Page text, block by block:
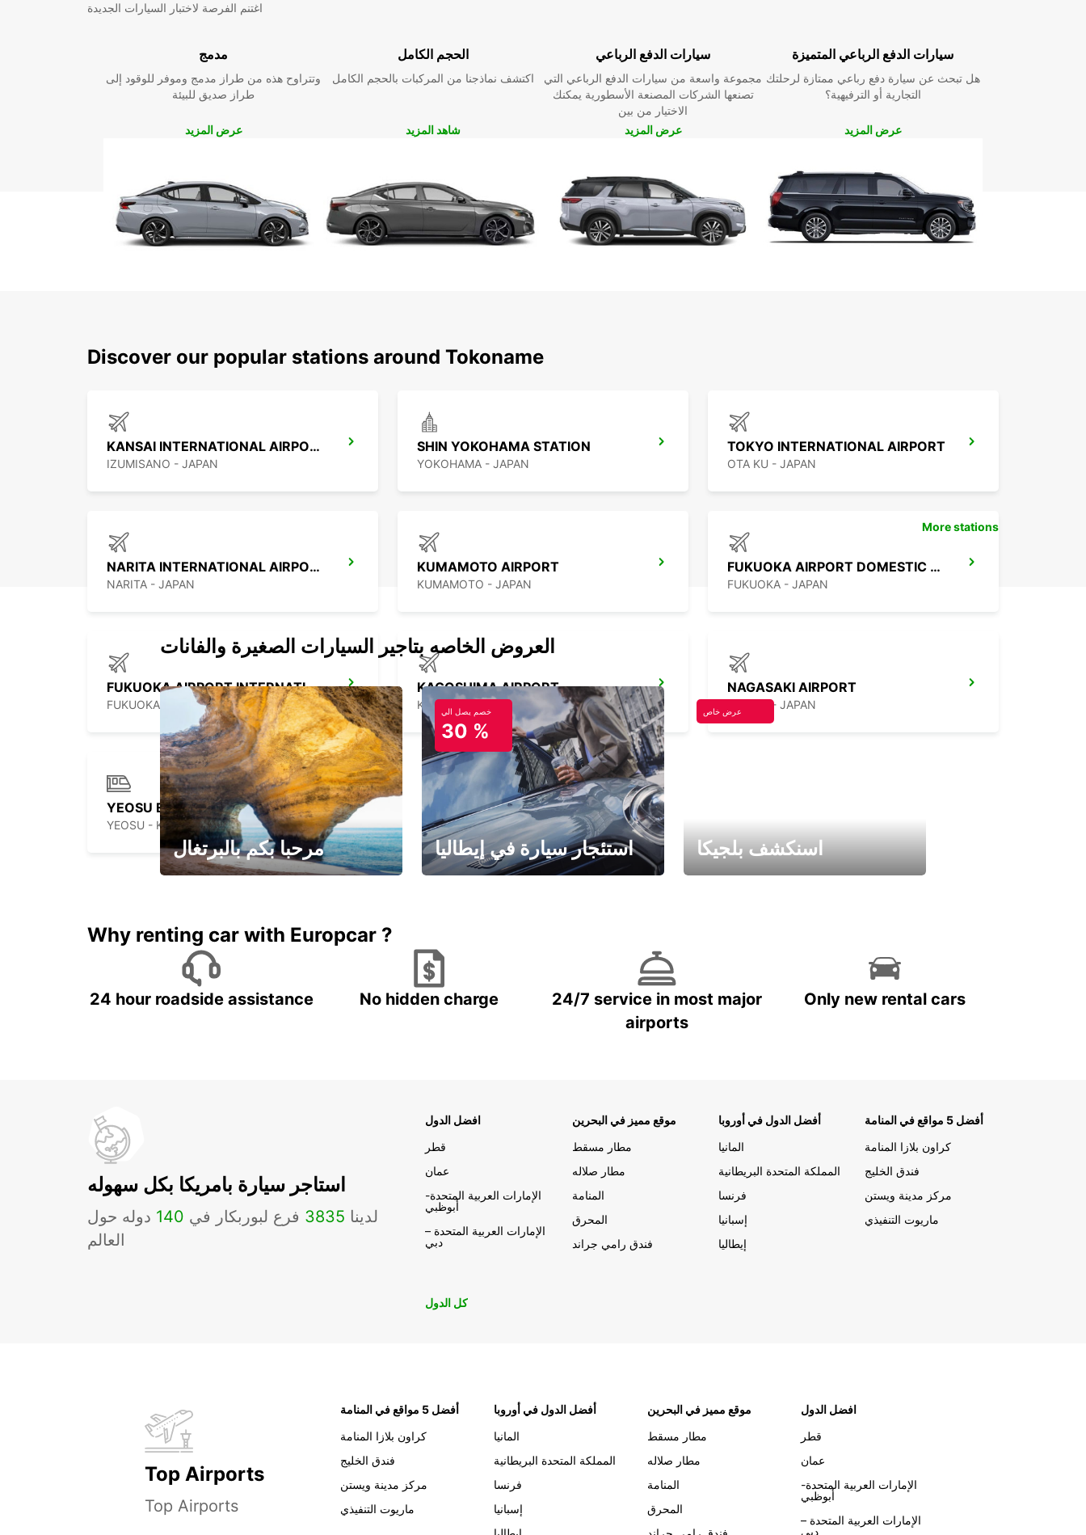
تأمين شامل للسيارات للحفاظ على سلامة العملاء
باختصار، استئجار سيارة من Europcar في توكونامه سيضمن
لك تجربة سفر لا تنسى ومريحة. احجز اليوم من خلال موقعنا
اغتنم الفرصة لاختبار السيارات الجديدة
مدمج
وتتراوح هذه من طراز مدمج وموفر للوقود إلى
طراز صديق للبيئة
عرض المزيد
الحجم الكامل
اكتشف نماذجنا من المركبات بالحجم الكامل
شاهد المزيد
سيارات الدفع الرباعي
مجموعة واسعة من سيارات الدفع الرباعي التي
تصنعها الشركات المصنعة الأسطورية يمكنك
الاختيار من بين
عرض المزيد
سيارات الدفع الرباعي المتميزة
هل تبحث عن سيارة دفع رباعي ممتازة لرحلتك
التجارية أو الترفيهية؟
عرض المزيد
Discover our popular stations around Tokoname
KANSAI INTERNATIONAL AIRPORT
IZUMISANO - JAPAN
SHIN YOKOHAMA STATION
YOKOHAMA - JAPAN
TOKYO INTERNATIONAL AIRPORT
OTA KU - JAPAN
NARITA INTERNATIONAL AIRPORT
NARITA - JAPAN
KUMAMOTO AIRPORT
KUMAMOTO - JAPAN
FUKUOKA AIRPORT DOMESTIC TERMINAL
FUKUOKA - JAPAN
FUKUOKA AIRPORT INTERNATIONAL TERMINAL
FUKUOKA - JAPAN
KAGOSHIMA AIRPORT
KIRISHIMA - JAPAN
NAGASAKI AIRPORT
OMURA - JAPAN
YEOSU EXPO STATION
YEOSU - KOREA(SOUTH)
More stations
العروض الخاصه بتاجير السيارات الصغيرة والفانات
مرحبا بكم بالبرتغال
خصم يصل الي
30 %
استئجار سيارة في إيطاليا
عرض خاص
اسنكشف بلجيكا
Why renting car with Europcar ?
24 hour roadside assistance No hidden charge
24/7 service in most major
airports
Only new rental cars
استاجر سيارة بامريكا بكل سهوله
لدينا 3835 فرع لبوربكار في 140 دوله حول
العالم
افضل الدول
قطر
عمان
الإمارات العربية المتحدة-
أبوظبي
الإمارات العربية المتحدة –
دبي
موقع مميز في البحرين
مطار مسقط
مطار صلاله
المنامة
المحرق
فندق رامي جراند
أفضل الدول في أوروبا
المانيا
المملكة المتحدة البريطانية
فرنسا
إسبانيا
إيطاليا
أفضل 5 مواقع في المنامة
كراون بلازا المنامة
فندق الخليج
مركز مدينة ويستن
ماريوت التنفيذي
كل الدول
Top Airports
Top Airports
أفضل 5 مواقع في المنامة
كراون بلازا المنامة
فندق الخليج
مركز مدينة ويستن
ماريوت التنفيذي
أفضل الدول في أوروبا
المانيا
المملكة المتحدة البريطانية
فرنسا
إسبانيا
موقع مميز في البحرين
مطار مسقط
مطار صلاله
المنامة
المحرق
افضل الدول
قطر
عمان
الإمارات العربية المتحدة-
أبوظبي
الإمارات العربية المتحدة –
دبي